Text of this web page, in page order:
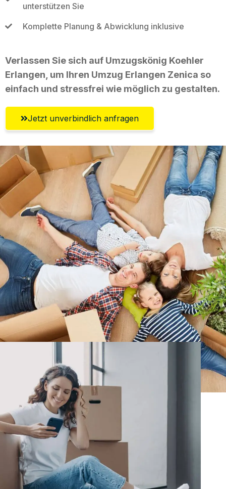
unterstützen Sie
Komplette Planung & Abwicklung inklusive
Verlassen Sie sich auf Umzugskönig Koehler
Erlangen, um Ihren Umzug Erlangen Zenica so
einfach und stressfrei wie möglich zu gestalten.
Jetzt unverbindlich anfragen